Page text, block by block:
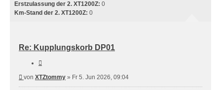
Erstzulassung der 2. XT1200Z: 0
Km-Stand der 2. XT1200Z: 0
Re: Kupplungskorb DP01
Beitrag
von XTZtommy » Fr 5. Jun 2026, 09:04